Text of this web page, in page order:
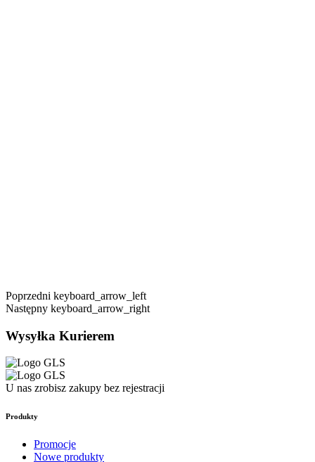
Poprzedni keyboard_arrow_left
Następny keyboard_arrow_right
Wysyłka Kurierem
U nas zrobisz zakupy bez rejestracji
Produkty
Promocje
Nowe produkty